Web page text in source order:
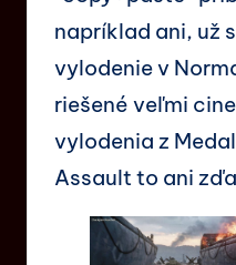
napríklad ani, už
vylodenie v
riešené veľmi
vylodenia z
Assault to ani